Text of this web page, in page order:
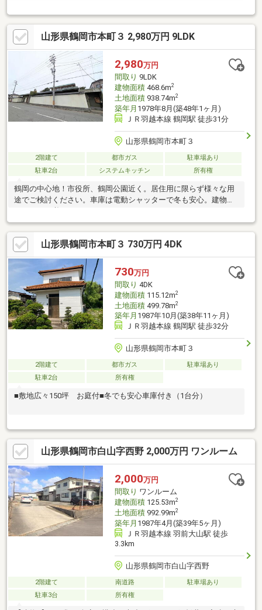
山形県鶴岡市本町３ 2,980万円 9LDK
2,980万円
間取り 9LDK
建物面積468.6m2
土地面積938.74m2
築年月 1978年8月(築48年1ヶ月)
ＪＲ羽越本線 鶴岡駅 徒歩31分
山形県鶴岡市本町３
2階建て 都市ガス
駐車場あり
駐車2台
システムキッチン 所有権
鶴岡の中心地！市役所、鶴岡公園近く。居住用に限らず様々な用
途でご検討ください。車庫は電動シャッターで冬も安心。建物は
リフォーム必要です。
山形県鶴岡市本町３ 730万円 4DK
730万円
間取り 4DK
建物面積115.12m2
土地面積499.78m2
築年月 1987年10月(築38年11ヶ月)
ＪＲ羽越本線 鶴岡駅 徒歩32分
山形県鶴岡市本町３
2階建て 都市ガス
駐車場あり
駐車2台
所有権
■敷地広々150坪 お庭付■冬でも安心車庫付き（1台分）
山形県鶴岡市白山字西野 2,000万円 ワンルーム
2,000万円
間取り ワンルーム
建物面積125.53m2
土地面積992.99m2
築年月 1987年4月(築39年5ヶ月)
ＪＲ羽越本線 羽前大山駅 徒歩
3.3km
山形県鶴岡市白山字西野
2階建て 南道路
駐車場あり
駐車3台
所有権